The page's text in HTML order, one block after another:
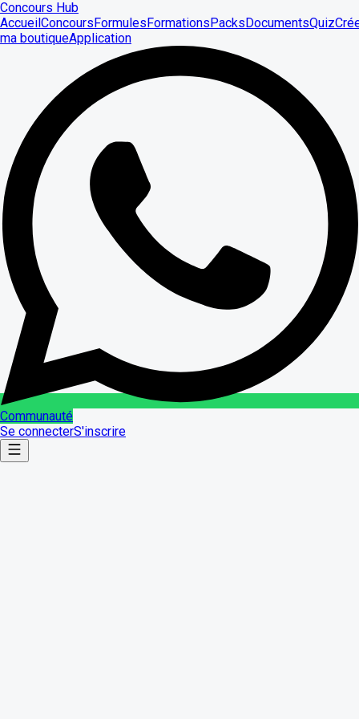
Concours Hub
AccueilConcoursFormulesFormationsPacksDocumentsQuiz
ma boutiqueApplication
Communauté
Se connecterS'inscrire